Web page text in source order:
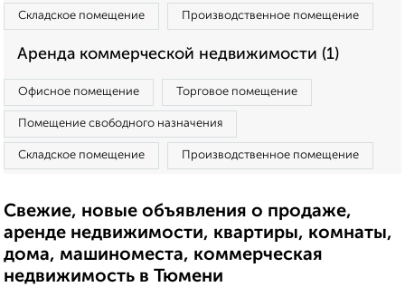
Складское помещение Производственное помещение
Аренда коммерческой недвижимости (1)
Офисное помещение Торговое помещение
Помещение свободного назначения
Складское помещение Производственное помещение
Свежие, новые объявления о продаже,
аренде недвижимости, квартиры, комнаты,
дома, машиноместа, коммерческая
недвижимость в Тюмени